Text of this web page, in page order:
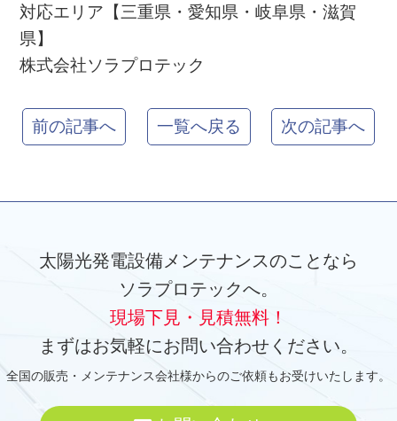
対応エリア【三重県・愛知県・岐阜県・滋賀
県】
株式会社ソラプロテック
前の記事へ 一覧へ戻る 次の記事へ
太陽光発電設備メンテナンスのことなら
ソラプロテックへ。
現場下見・見積無料！
まずはお気軽にお問い合わせください。
全国の販売・メンテナンス会社様からのご依頼もお受けいたします。